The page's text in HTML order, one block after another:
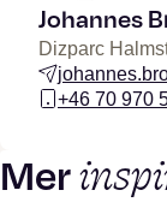
Johannes
Dizparc
+46 70 970
Mer